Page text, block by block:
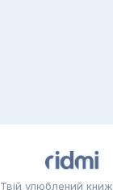
Твій улюблений